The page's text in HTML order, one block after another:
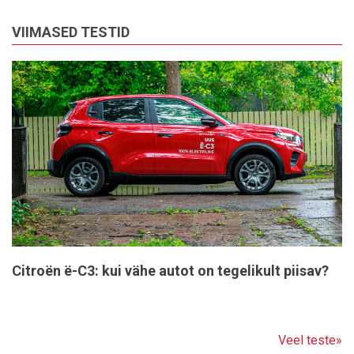
VIIMASED TESTID
Citroën ë-C3: kui vähe autot on tegelikult piisav?
Veel teste»